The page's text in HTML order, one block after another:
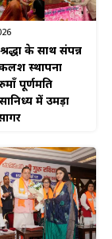
के साथ संपन्न
स्थापना
पूर्णमति
में उमड़ा